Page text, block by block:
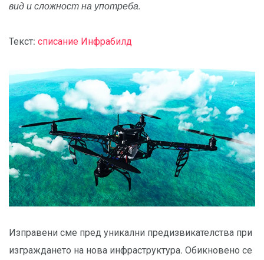
вид и сложност на употреба.
Текст: списание Инфрабилд
Изправени сме пред уникални предизвикателства при
изграждането на нова инфраструктура. Обикновено се